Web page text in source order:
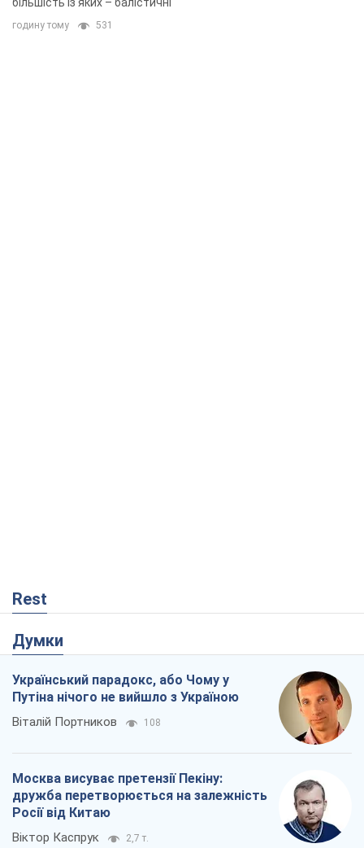
більшість із яких – балістичні
годину тому 531
Rest
Думки
Український парадокс, або Чому у
Путіна нічого не вийшло з Україною
Віталій Портников 108
Москва висуває претензії Пекіну:
дружба перетворюється на залежність
Росії від Китаю
Віктор Каспрук 2,7 т.